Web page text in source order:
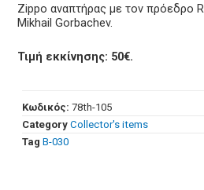
Zippo αναπτήρας με τον πρόεδρο
Mikhail Gorbachev.
Τιμή εκκίνησης: 50€.
Κωδικός: 78th-105
Category Collector's items
Tag Β-030